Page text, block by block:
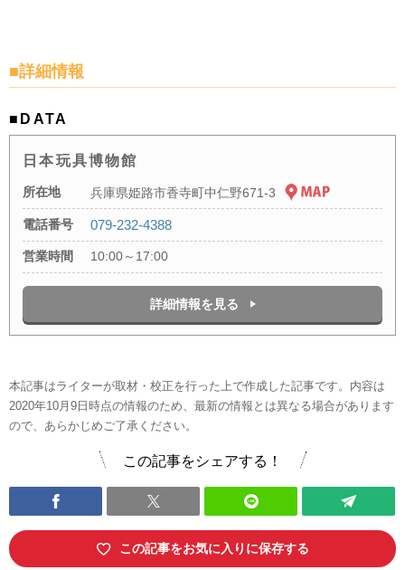
■詳細情報
■DATA
日本玩具博物館
所在地 兵庫県姫路市香寺町中仁野671-3
電話番号 079-232-4388
営業時間 10:00～17:00
詳細情報を見る
本記事はライターが取材・校正を行った上で作成した記事です。内容は
2020年10月9日時点の情報のため、最新の情報とは異なる場合があります
ので、あらかじめご了承ください。
この記事をシェアする！
この記事をお気に入りに保存する